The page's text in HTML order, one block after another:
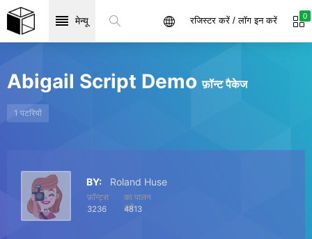
मेन्यू 0
रजिस्टर करें / लॉग इन करें
Abigail Script Demoफ़ॉन्ट पैकेज
1 पटरियों
BY: Roland Huse
फ़ॉन्ट्स
3236
का पालन
करें
4813